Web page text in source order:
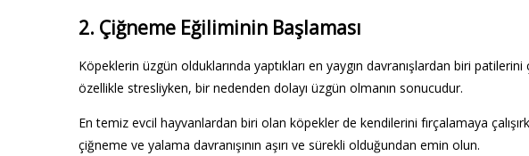
2. Çiğneme Eğiliminin Başlaması
Köpeklerin üzgün olduklarında yaptıkları en yaygın davranışlardan biri
özellikle stresliyken, bir nedenden dolayı üzgün olmanın sonucudur.
En temiz evcil hayvanlardan biri olan köpekler de kendilerini fırçalamaya
çiğneme ve yalama davranışının aşırı ve sürekli olduğundan emin olun.